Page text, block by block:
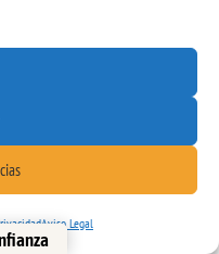
Aviso Legal